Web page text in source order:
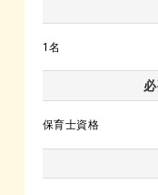
1名
保育士資格